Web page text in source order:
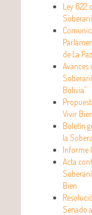
Ley 622
de La Paz
Avances
Bolivia”
Vivir Bien
Boletín
la
Informe
Acta
Bien
Senado